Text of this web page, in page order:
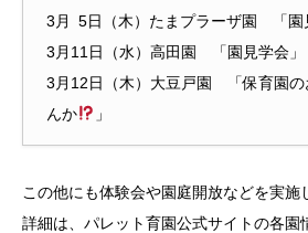
3月 5日（木）たまプラーザ園 「園
3月11日（水）高田園 「園見学会」
3月12日（木）大豆戸園 「保育園の
んか
」
この他にも体験会や園庭開放などを実施
詳細は、パレット育園公式サイトの各園